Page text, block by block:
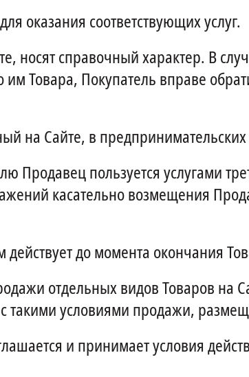
оказания соответствующих услуг.
справочный характер. В
Товара, Покупатель вправе
на Сайте, в
Продавец пользуется услугами
касательно возмещения
до момента окончания
отдельных видов Товаров на
такими условиями продажи,
и принимает условия